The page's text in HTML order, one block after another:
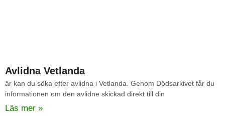
Avlidna Vetlanda​
är kan du söka efter avlidna i Vetlanda. Genom Dödsarkivet får du
informationen om den avlidne skickad direkt till din
Läs mer »